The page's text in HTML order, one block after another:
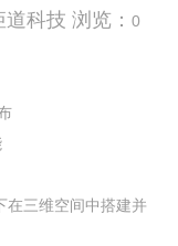
科技 浏览： 0
在三维空间中搭建并